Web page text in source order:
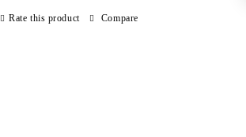
Rate this product Compare